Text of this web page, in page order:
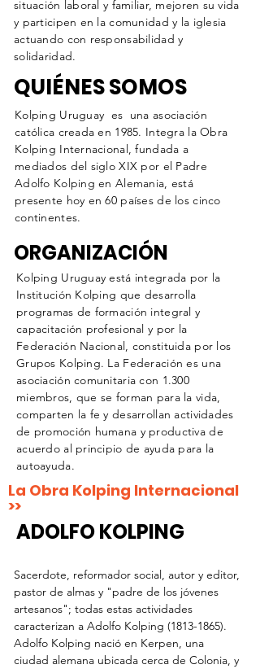
situación laboral y familiar, mejoren su vida
y participen en la comunidad y la iglesia
actuando con responsabilidad y
solidaridad.
QUIÉNES SOMOS
Kolping Uruguay es una asociación
católica creada en 1985. Integra la Obra
Kolping Internacional, fundada a
mediados del siglo XIX por el Padre
Adolfo Kolping en Alemania, está
presente hoy en 60 países de los cinco
continentes.
ORGANIZACIÓN
Kolping Uruguay está integrada por la
Institución Kolping que desarrolla
programas de formación integral y
capacitación profesional y por la
Federación Nacional, constituida por los
Grupos Kolping. La Federación es una
asociación comunitaria con 1.300
miembros, que se forman para la vida,
comparten la fe y desarrollan actividades
de promoción humana y productiva de
acuerdo al principio de ayuda para la
autoayuda.
La Obra Kolping Internacional
>>
ADOLFO KOLPING
Sacerdote, reformador social, autor y editor,
pastor de almas y "padre de los jóvenes
artesanos"; todas estas actividades
caracterizan a Adolfo Kolping (1813-1865).
Adolfo Kolping nació en Kerpen, una
ciudad alemana ubicada cerca de Colonia, y